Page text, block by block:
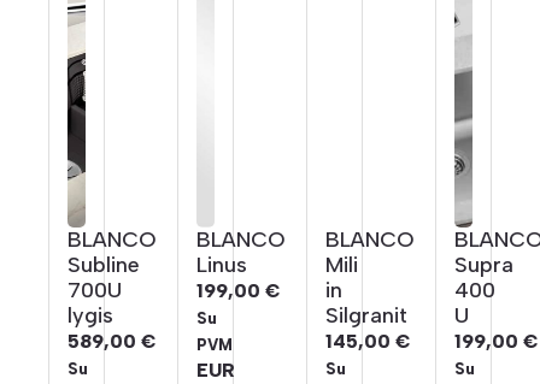
BLANCO
Subline
700U
lygis
589,00 €
Su
BLANCO
Linus
199,00 €
Su
PVM
EUR
BLANCO
Mili
in
Silgranit
145,00 €
Su
Supra
400
U
199,00 €
Su